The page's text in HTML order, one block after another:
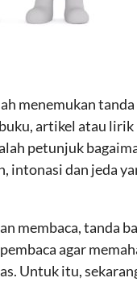
menemukan tanda
artikel atau lirik
petunjuk
intonasi dan jeda
membaca, tanda
agar
Untuk itu,